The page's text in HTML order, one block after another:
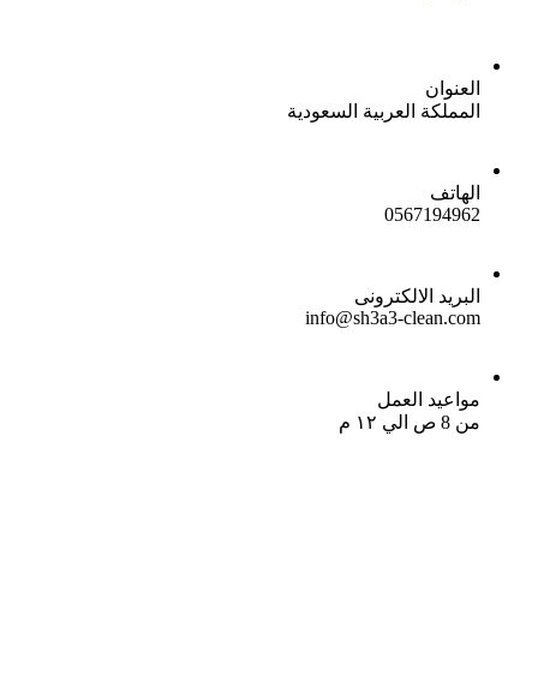
العنوان
المملكة العربية السعودية
الهاتف
0567194962
البريد الالكترونى
info@sh3a3-clean.com
مواعيد العمل
من 8 ص الي ١٢ م